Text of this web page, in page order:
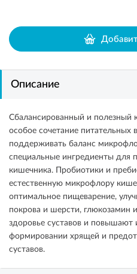
Описание
Сбалансированный и полезный
особое сочетание питательных
поддерживать баланс
специальные ингредиенты для
кишечника. Пробиотики и
естественную микрофлору
оптимальное пищеварение,
покрова и шерсти,
здоровье суставов и повышают
формировании хрящей и
суставов.